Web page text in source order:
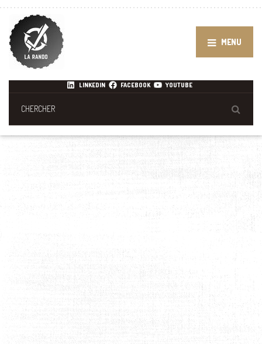
MENU
LINKEDIN FACEBOOK YOUTUBE